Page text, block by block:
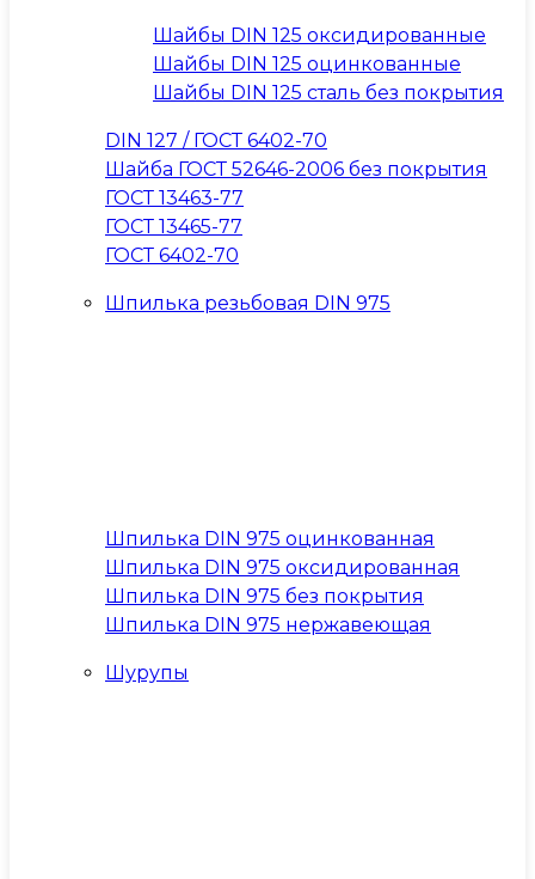
Шайбы DIN 125 оксидированные
Шайбы DIN 125 оцинкованные
Шайбы DIN 125 сталь без покрытия
DIN 127 / ГОСТ 6402-70
Шайба ГОСТ 52646-2006 без покрытия
ГОСТ 13463-77
ГОСТ 13465-77
ГОСТ 6402-70
Шпилька резьбовая DIN 975
Шпилька DIN 975 оцинкованная
Шпилька DIN 975 оксидированная
Шпилька DIN 975 без покрытия
Шпилька DIN 975 нержавеющая
Шурупы